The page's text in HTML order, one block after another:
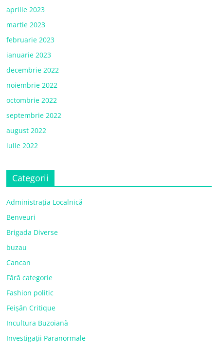
aprilie 2023
martie 2023
februarie 2023
ianuarie 2023
decembrie 2022
noiembrie 2022
octombrie 2022
septembrie 2022
august 2022
iulie 2022
Categorii
Administrația Localnică
Benveuri
Brigada Diverse
buzau
Cancan
Fără categorie
Fashion politic
Feișăn Critique
Incultura Buzoiană
Investigații Paranormale